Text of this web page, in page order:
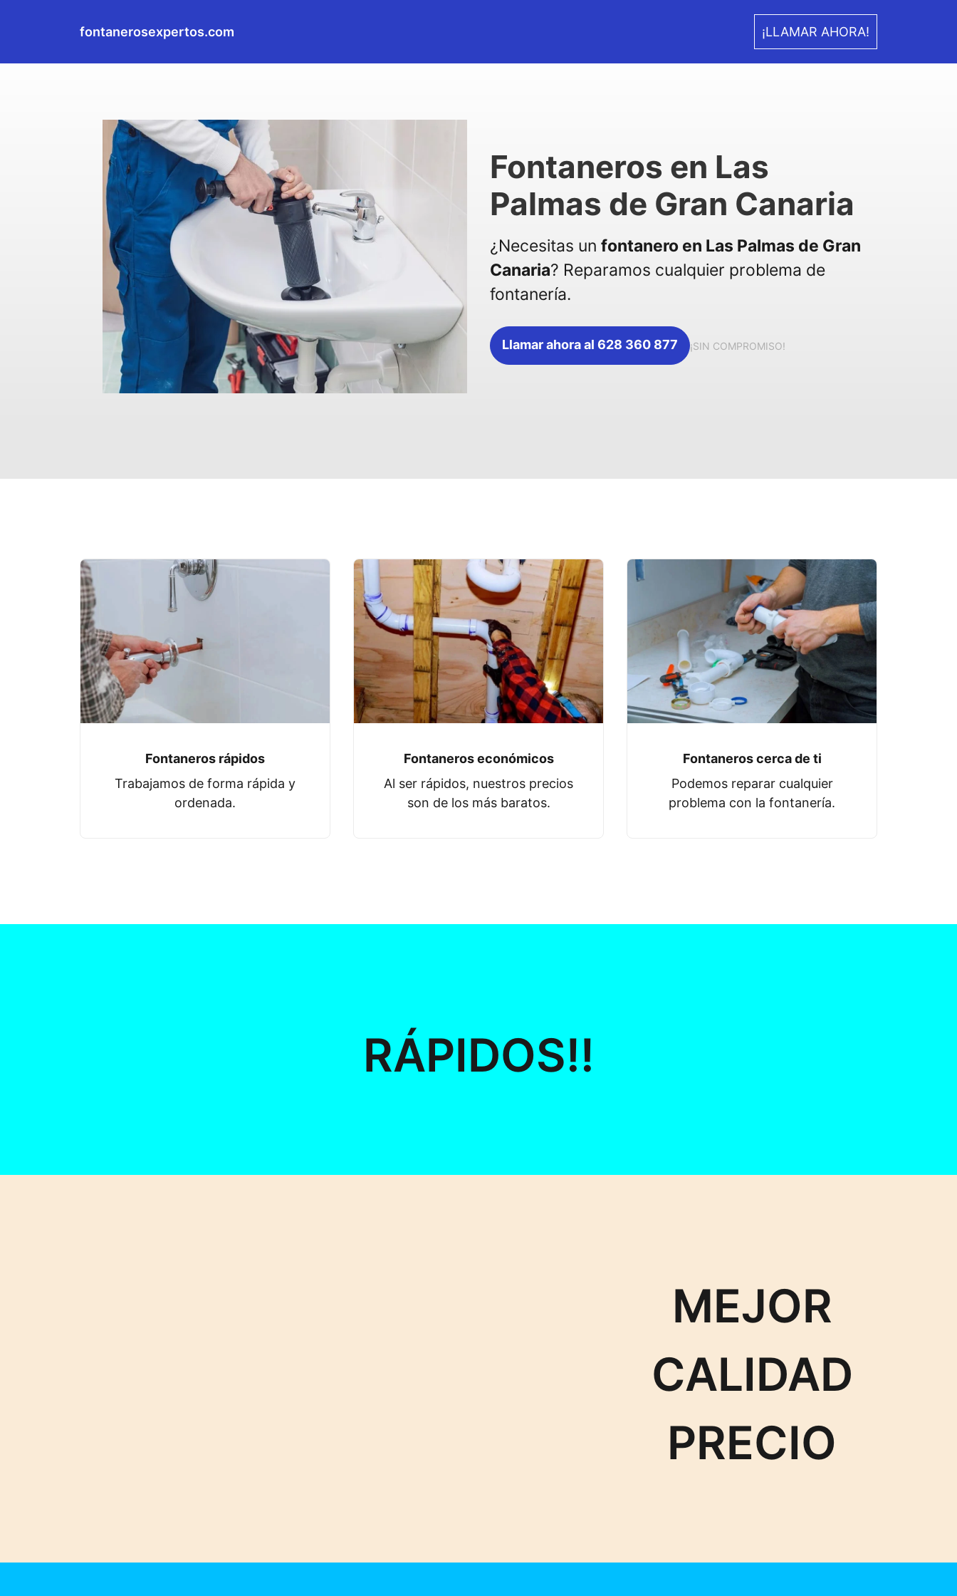
fontanerosexpertos.com ¡LLAMAR AHORA!
Fontaneros en Las
Palmas de Gran Canaria
¿Necesitas un fontanero en Las Palmas de Gran
Canaria? Reparamos cualquier problema de
fontanería.
Llamar ahora al 628 360 877 ¡SIN COMPROMISO!
Fontaneros rápidos
Trabajamos de forma rápida y
ordenada.
Fontaneros económicos
Al ser rápidos, nuestros precios
son de los más baratos.
Fontaneros cerca de ti
Podemos reparar cualquier
problema con la fontanería.
RÁPIDOS!!
MEJOR
CALIDAD
PRECIO